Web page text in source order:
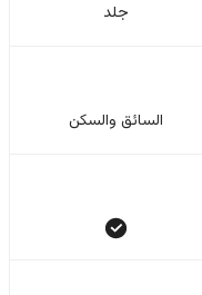
جلد
السائق والسکن